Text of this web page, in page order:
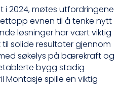
i 2024, møtes utfordringene
evnen til å tenke nytt
løsninger har vært viktig
solide resultater gjennom
søkelys på bærekraft og
bygg stadig
Montasje spille en viktig